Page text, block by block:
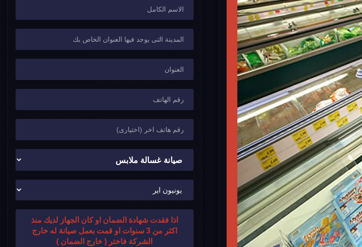
اذا فقدت شهادة الضمان او كان الجهاز لديك منذ
اكثر من 3 سنوات او قمت بعمل صيانة له خارج
الشركة فاختر ( خارج الضمان )